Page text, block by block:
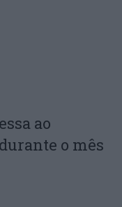
ao
o mês